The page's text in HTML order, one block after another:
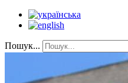
Пошук...